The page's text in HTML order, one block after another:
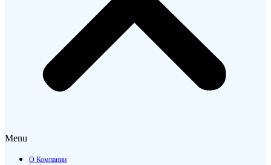
Menu
О Компании